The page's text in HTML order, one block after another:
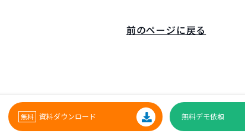
前のページに戻る
資料ダウンロード 無料デモ依頼